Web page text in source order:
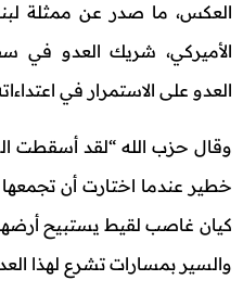
العكس، ما صدر عن ممثلة
الأميركي، شريك العدو في
العدو على الاستمرار في
وقال حزب الله “لقد أسقطت
خطير عندما اختارت أن
كيان غاصب لقيط يستبيح
والسير بمسارات تشرع لهذا